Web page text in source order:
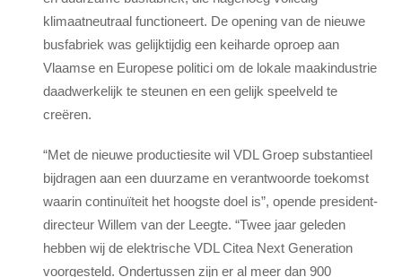
klimaatneutraal functioneert. De opening van de nieuwe
busfabriek was gelijktijdig een keiharde oproep aan
Vlaamse en Europese politici om de lokale maakindustrie
daadwerkelijk te steunen en een gelijk speelveld te
creëren.
“Met de nieuwe productiesite wil VDL Groep substantieel
bijdragen aan een duurzame en verantwoorde toekomst
waarin continuïteit het hoogste doel is”, opende president-
directeur Willem van der Leegte. “Twee jaar geleden
hebben wij de elektrische VDL Citea Next Generation
voorgesteld. Ondertussen zijn er al meer dan 900